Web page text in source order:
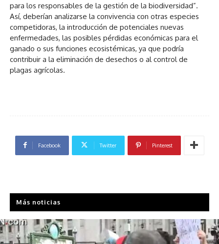
para los responsables de la gestión de la biodiversidad”.
Así, deberían analizarse la convivencia con otras especies
competidoras, la introducción de potenciales nuevas
enfermedades, las posibles pérdidas económicas para el
ganado o sus funciones ecosistémicas, ya que podría
contribuir a la eliminación de desechos o al control de
plagas agrícolas.
Facebook Twitter Pinterest
Más noticias